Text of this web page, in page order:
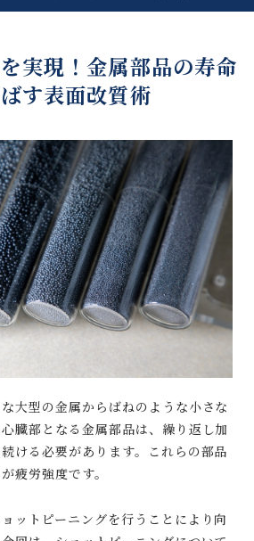
実現！金属部品の寿命
す表面改質術
大型の金属からばねのような小さな
臓部となる金属部品は、繰り返し加
ける必要があります。これらの部品
疲労強度です。
ットピーニングを行うことにより向